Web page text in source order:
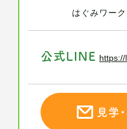
はぐみワー
公式LINE
見学